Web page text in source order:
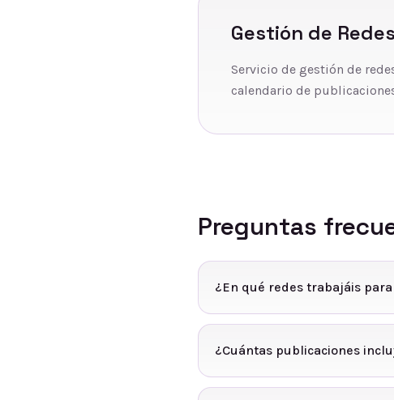
Gestión de
Servicio de gestión de
calendario de
Preguntas
¿En qué redes trabajáis
¿Cuántas publicaciones